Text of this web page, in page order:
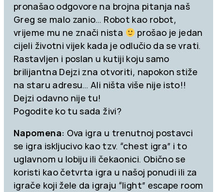
pronašao odgovore na brojna pitanja naš
Greg se malo zanio… Robot kao robot,
vrijeme mu ne znači nista
prošao je jedan
cijeli životni vijek kada je odlučio da se vrati.
Rastavljen i poslan u kutiji koju samo
brilijantna Dejzi zna otvoriti, napokon stiže
na staru adresu… Ali ništa više nije isto!!
Dejzi odavno nije tu!
Pogodite ko tu sada živi?
Napomena: Ova igra u trenutnoj postavci
se igra iskljucivo kao tzv. “chest igra” i to
uglavnom u lobiju ili čekaonici. Obično se
koristi kao četvrta igra u našoj ponudi ili za
igrače koji žele da igraju “light” escape room